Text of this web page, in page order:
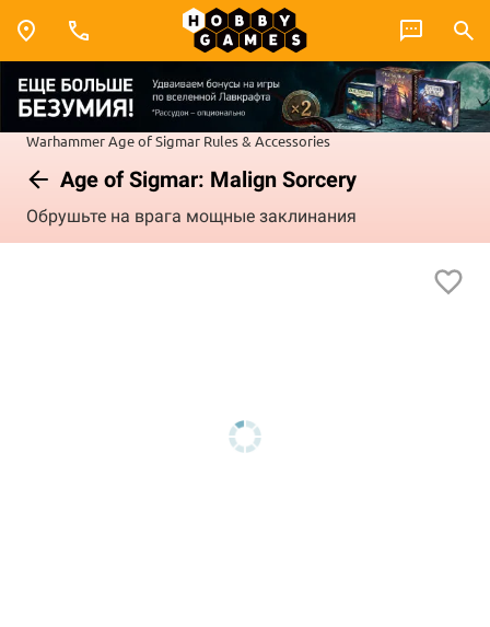
WarhammerAge of Sigmar Rules & Accessories
Age of Sigmar: Malign Sorcery
Обрушьте на врага мощные заклинания